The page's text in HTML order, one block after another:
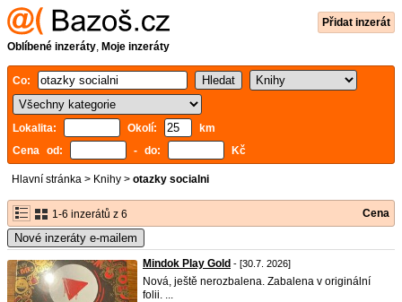
Přidat inzerát
Oblíbené inzeráty, Moje inzeráty
Co:
Lokalita: Okolí:
km
Cena od:
- do: Kč
Hlavní stránka > Knihy > otazky socialni
1-6 inzerátů z 6 Cena
Nové inzeráty e-mailem
Mindok Play Gold - [30.7. 2026]
Nová, ještě nerozbalena. Zabalena v originální
folii. ...